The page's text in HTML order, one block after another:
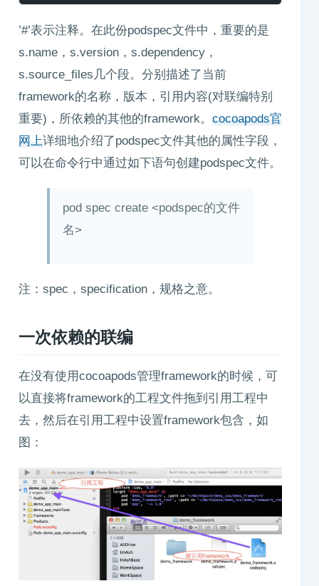
’#’表示注释。在此份podspec文件中，重要的是
s.name，s.version，s.dependency，
s.source_files几个段。分别描述了当前
framework的名称，版本，引用内容(对联编特别
重要)，所依赖的其他的framework。 cocoapods官
网上详细地介绍了podspec文件其他的属性字段，
可以在命令行中通过如下语句创建podspec文件。
pod spec create <podspec的文件
名>
注：spec，specification，规格之意。
一次依赖的联编
在没有使用cocoapods管理framework的时候，可
以直接将framework的工程文件拖到引用工程中
去，然后在引用工程中设置framework包含，如
图：